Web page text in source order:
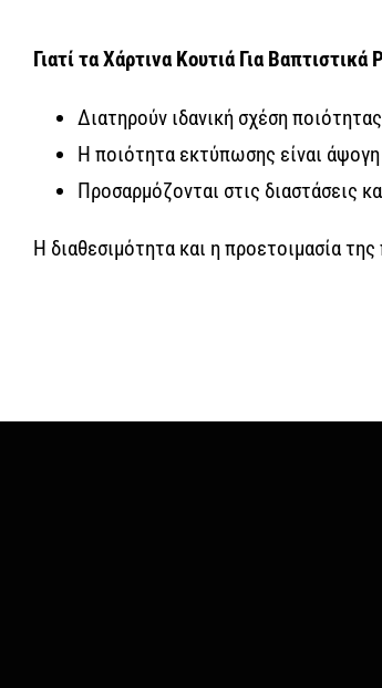
Γιατί τα Χάρτινα Κουτιά Για Βαπτιστικά
Διατηρούν ιδανική σχέση
Η ποιότητα εκτύπωσης είναι άψογη
Προσαρμόζονται στις διαστάσεις
Η διαθεσιμότητα και η προετοιμασία της